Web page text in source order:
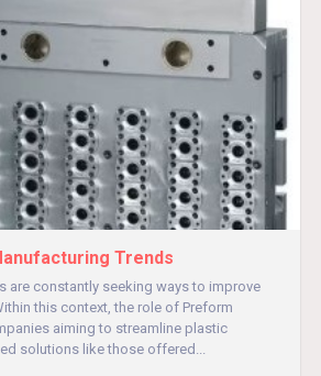
Trends
are constantly seeking ways to improve
this context, the role of Preform
aiming to streamline plastic
solutions like those offered...